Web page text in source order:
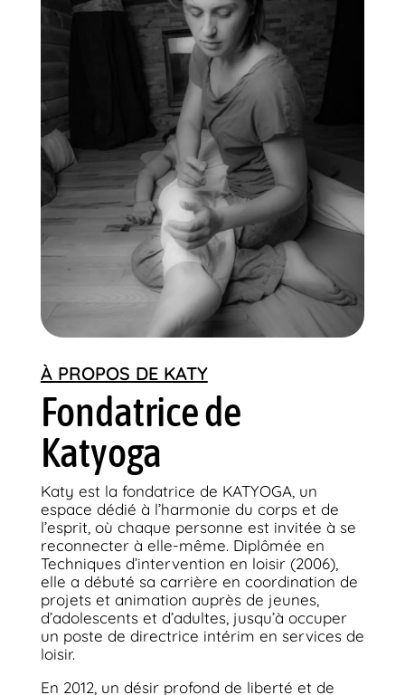
À PROPOS DE KATY
Fondatrice de
Katyoga
Katy est la fondatrice de KATYOGA, un
espace dédié à l’harmonie du corps et de
l’esprit, où chaque personne est invitée à se
reconnecter à elle-même. Diplômée en
Techniques d’intervention en loisir (2006),
elle a débuté sa carrière en coordination de
projets et animation auprès de jeunes,
d’adolescents et d’adultes, jusqu’à occuper
un poste de directrice intérim en services de
loisir.
En 2012, un désir profond de liberté et de